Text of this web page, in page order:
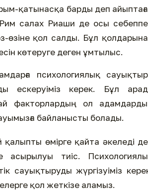
қатынасқа барды деп
Рим салах Риаши де осы
өзіне қол салды. Бұл
көтеруге деген ұмтылыс.
психологиялық
ескеруіміз керек. Бұл
факторлардың ол
байланысты болады.
өмірге қайта әкеледі
тиіс.
сауықтыруды жүргізуіміз
қол жеткізе аламыз.